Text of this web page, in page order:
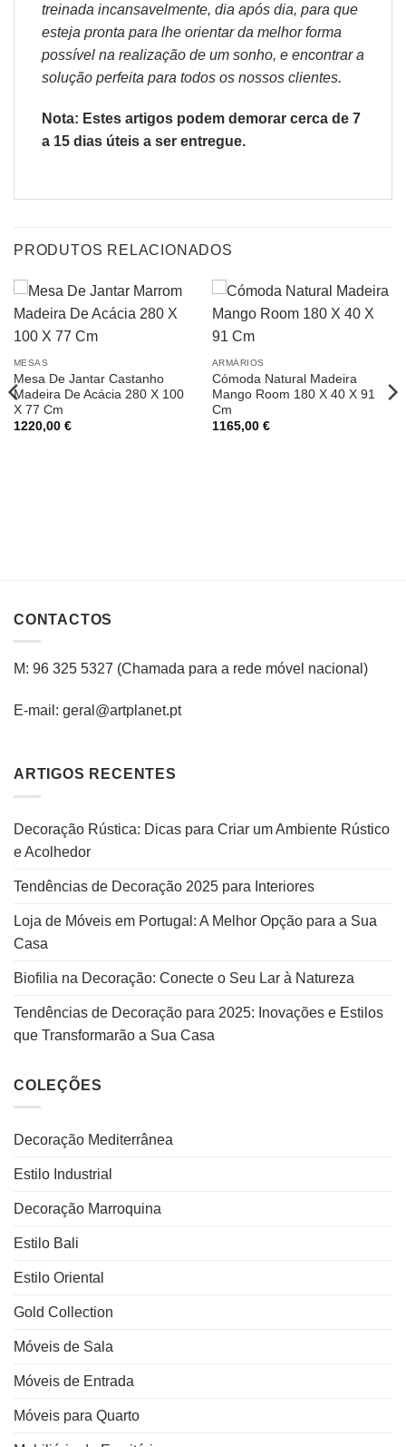
treinada incansavelmente, dia após dia, para que
esteja pronta para lhe orientar da melhor forma
possível na realização de um sonho, e encontrar a
solução perfeita para todos os nossos clientes.
Nota: Estes artigos podem demorar cerca de 7
a 15 dias úteis a ser entregue.
PRODUTOS RELACIONADOS
MESAS
Mesa De Jantar Castanho
Madeira De Acácia 280 X 100
X 77 Cm
1220,00 €
ARMÁRIOS
Cómoda Natural Madeira
Mango Room 180 X 40 X 91
Cm
1165,00 €
CONTACTOS
M: 96 325 5327 (Chamada para a rede móvel nacional )
E-mail: geral@artplanet.pt
ARTIGOS RECENTES
Decoração Rústica: Dicas para Criar um Ambiente Rústico
e Acolhedor
Tendências de Decoração 2025 para Interiores
Loja de Móveis em Portugal: A Melhor Opção para a Sua
Casa
Biofilia na Decoração: Conecte o Seu Lar à Natureza
Tendências de Decoração para 2025: Inovações e Estilos
que Transformarão a Sua Casa
COLEÇÕES
Decoração Mediterrânea
Estilo Industrial
Decoração Marroquina
Estilo Bali
Estilo Oriental
Gold Collection
Móveis de Sala
Móveis de Entrada
Móveis para Quarto